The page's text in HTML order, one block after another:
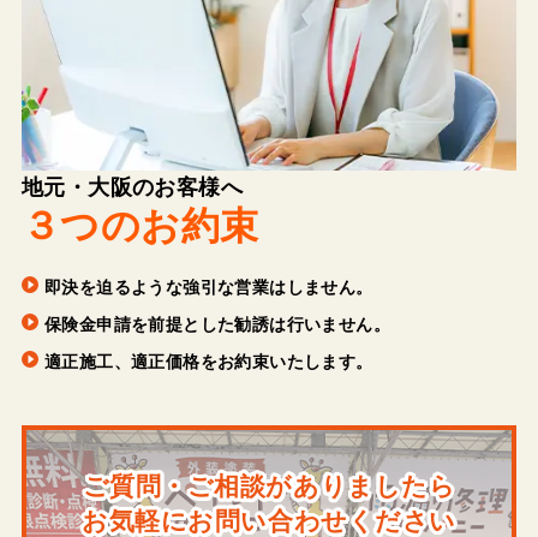
地元・大阪のお客様へ
３つのお約束
即決を迫るような強引な営業はしません。
保険金申請を前提とした勧誘は行いません。
適正施工、適正価格をお約束いたします。
ご質問・ご相談がありましたら
お気軽にお問い合わせください